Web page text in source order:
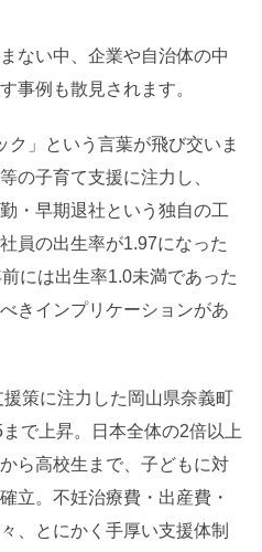
ない中、企業や自治体の中
事例も散見されます。
ク」という言葉が飛び交いま
の子育て支援に注力し、
・早期退社という独自の工
員の出生率が1.97になった
には出生率1.0未満であった
きインプリケーションがあ
策に注力した岡山県奈義町
で上昇。日本全体の2倍以上
ら高校生まで、子どもに対
立。不妊治療費・出産費・
、とにかく手厚い支援体制